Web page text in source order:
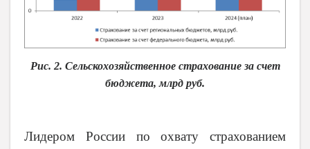
Рис. 2. Сельскохозяйственное страхование за счет
бюджета, млрд руб.
Лидером России по охвату страхованием